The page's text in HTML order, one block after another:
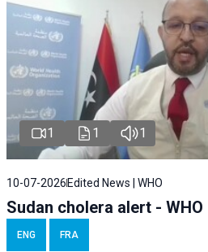
1 1 1
10-07-2026 Edited News | WHO
Sudan cholera alert - WHO
ENG FRA